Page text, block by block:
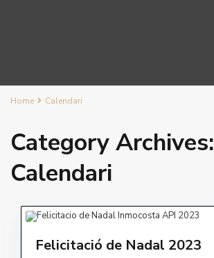
Home Calendari
Category Archives:
Calendari
Felicitació de Nadal 2023